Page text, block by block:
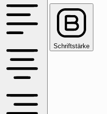
Schriftstärke